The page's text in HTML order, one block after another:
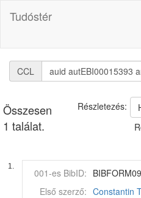
Tudóstér
CCL
Összesen
1 találat.
Részletezés:
1.
001-es BibID:
Első szerző: Constantin